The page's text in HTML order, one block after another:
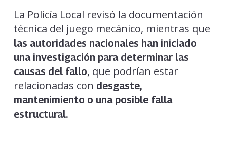
La Policía Local revisó la documentación
técnica del juego mecánico, mientras que
las autoridades nacionales han iniciado
una investigación para determinar las
causas del fallo, que podrían estar
relacionadas con desgaste,
mantenimiento o una posible falla
estructural.